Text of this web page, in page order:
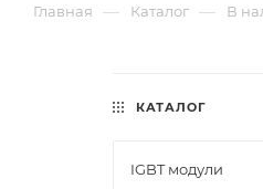
Главная — Каталог — В
КАТАЛОГ
IGBT модули